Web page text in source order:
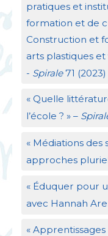
pratiques et
formation et de
Construction et
arts plastiques et
- Spirale71 (2023)
« Quelle
l’école ? » –
« Médiations des
approches
« Éduquer pour
avec Hannah
«